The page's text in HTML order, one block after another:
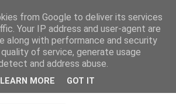
-2026 -
GANA!!!
from Google to deliver its services
Your IP address and user-agent are
along with performance and security
of service, generate usage
and address abuse.
LEARN MORE GOT IT